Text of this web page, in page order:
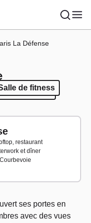
La Défense
de fitness
de fitness
restaurant
et dîner
ses portes en
avec des vues